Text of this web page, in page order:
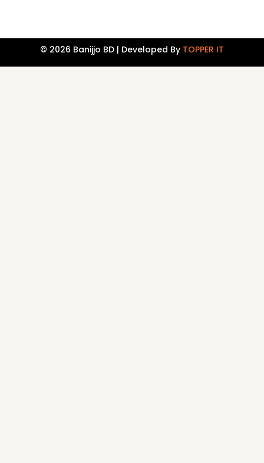
© 2026 Banijjo BD | Developed By TOPPER IT